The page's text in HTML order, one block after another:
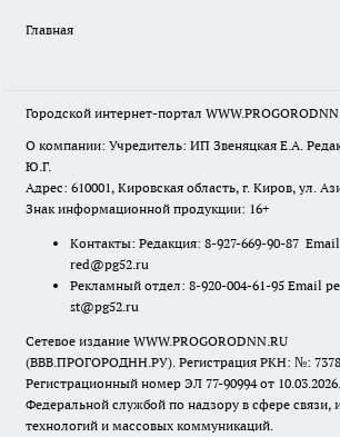
Главная
Городской интернет-портал
О компании: Учредитель: ИП Звеняцкая Е.А.
Ю.Г.
Адрес: 610001, Кировская область, г. Киров, ул.
Знак информационной продукции: 16+
Контакты: Редакция: 8-927-669-90-87
red@pg52.ru
Рекламный отдел: 8-920-004-61-95 Email
st@pg52.ru
Сетевое издание WWW.PROGORODNN.RU
(ВВВ.ПРОГОРОДНН.РУ). Регистрация РКН: №:
Регистрационный номер ЭЛ 77-90994 от
Федеральной службой по надзору в сфере
технологий и массовых коммуникаций.